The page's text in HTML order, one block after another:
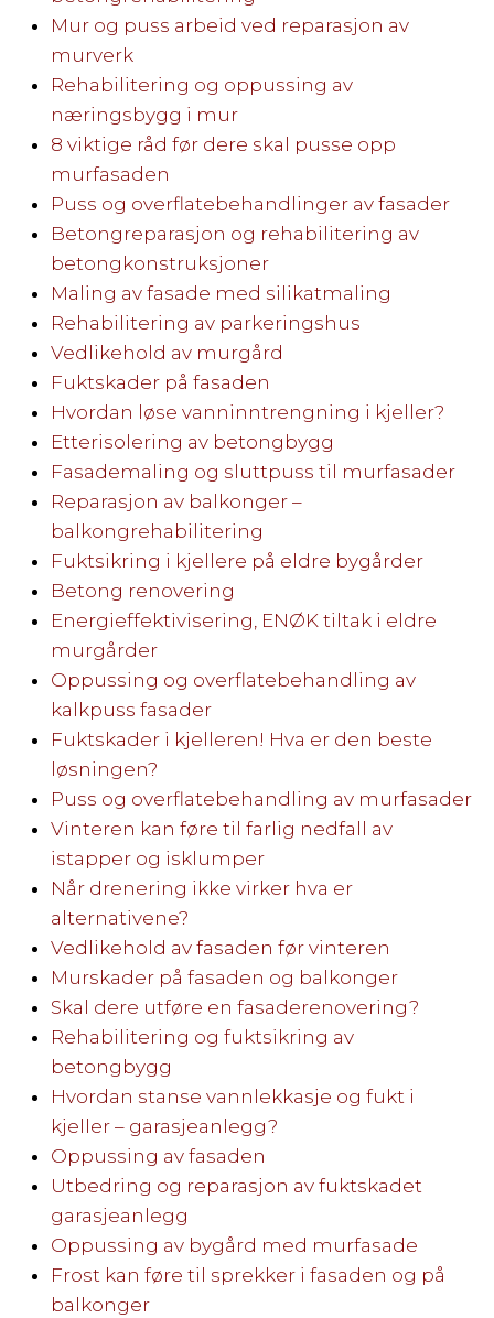
Mur og puss arbeid ved reparasjon av
murverk
Rehabilitering og oppussing av
næringsbygg i mur
8 viktige råd før dere skal pusse opp
murfasaden
Puss og overflatebehandlinger av fasader
Betongreparasjon og rehabilitering av
betongkonstruksjoner
Maling av fasade med silikatmaling
Rehabilitering av parkeringshus
Vedlikehold av murgård
Fuktskader på fasaden
Hvordan løse vanninntrengning i kjeller?
Etterisolering av betongbygg
Fasademaling og sluttpuss til murfasader
Reparasjon av balkonger –
balkongrehabilitering
Fuktsikring i kjellere på eldre bygårder
Betong renovering
Energieffektivisering, ENØK tiltak i eldre
murgårder
Oppussing og overflatebehandling av
kalkpuss fasader
Fuktskader i kjelleren! Hva er den beste
løsningen?
Puss og overflatebehandling av murfasader
Vinteren kan føre til farlig nedfall av
istapper og isklumper
Når drenering ikke virker hva er
alternativene?
Vedlikehold av fasaden før vinteren
Murskader på fasaden og balkonger
Skal dere utføre en fasaderenovering?
Rehabilitering og fuktsikring av
betongbygg
Hvordan stanse vannlekkasje og fukt i
kjeller – garasjeanlegg?
Oppussing av fasaden
Utbedring og reparasjon av fuktskadet
garasjeanlegg
Oppussing av bygård med murfasade
Frost kan føre til sprekker i fasaden og på
balkonger